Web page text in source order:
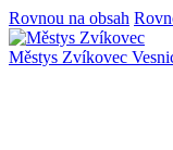
Rovnou na obsah
Městys Zvíkovec